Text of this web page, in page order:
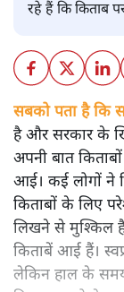
रहे हैं कि किताब
सबको पता है कि
है और सरकार के
अपनी बात
आई। कई लोगों ने
किताबों के लिए
लिखने से मुश्किल
किताबें आई हैं।
लेकिन हाल के